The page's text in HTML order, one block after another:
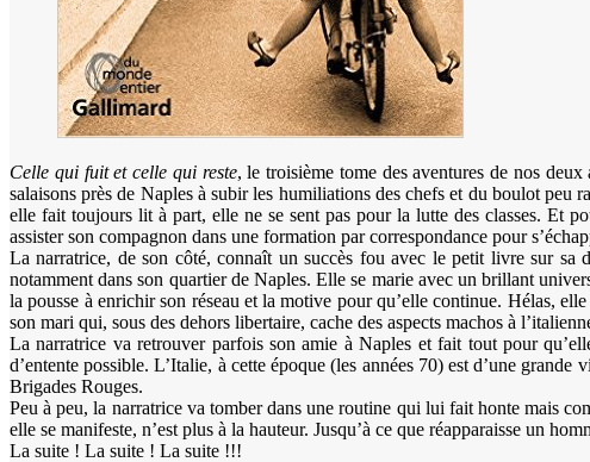
Celle qui fuit et celle qui reste, le troisième tome des aventures de nos deux
salaisons près de Naples à subir les humiliations des chefs et du boulot peu
elle fait toujours lit à part, elle ne se sent pas pour la lutte des classes. Et
assister son compagnon dans une formation par correspondance pour
La narratrice, de son côté, connaît un succès fou avec le petit livre sur
notamment dans son quartier de Naples. Elle se marie avec un brillant
la pousse à enrichir son réseau et la motive pour qu’elle continue. Hélas,
son mari qui, sous des dehors libertaire, cache des aspects machos à
La narratrice va retrouver parfois son amie à Naples et fait tout pour
d’entente possible. L’Italie, à cette époque (les années 70) est d’une
Brigades Rouges.
Peu à peu, la narratrice va tomber dans une routine qui lui fait honte mais
elle se manifeste, n’est plus à la hauteur. Jusqu’à ce que réapparaisse un
La suite ! La suite ! La suite !!!